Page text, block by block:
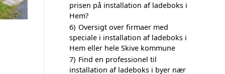
prisen på installation af ladeboks i
Hem?
6) Oversigt over firmaer med
speciale i installation af ladeboks i
Hem eller hele Skive kommune
7) Find en professionel til
installation af ladeboks i byer nær